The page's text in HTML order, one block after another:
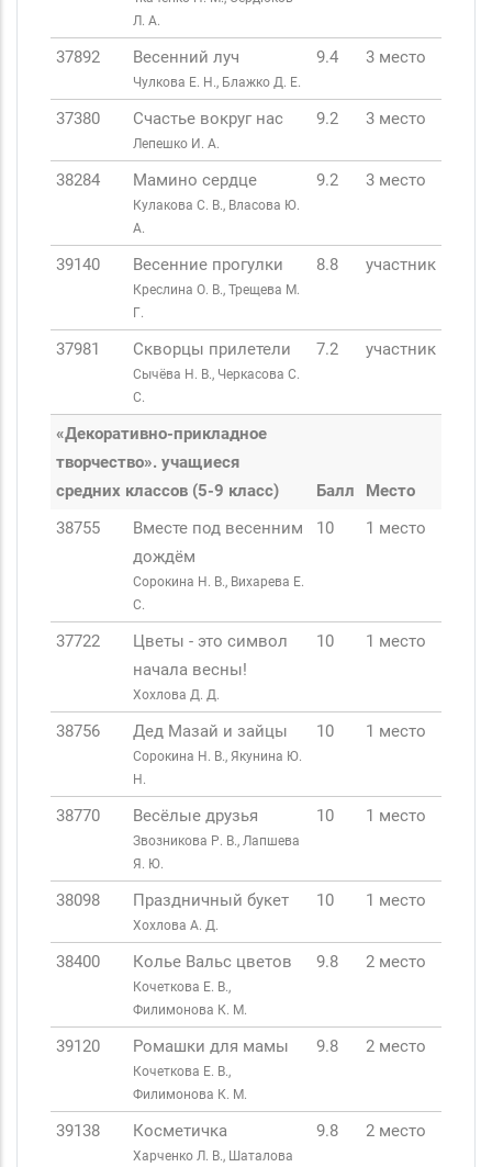
Л. А.
37892 Весенний луч
Чулкова Е. Н., Блажко Д. Е.
9.4 3 место
37380 Счастье вокруг нас
Лепешко И. А.
9.2 3 место
38284 Мамино сердце
Кулакова С. В., Власова Ю.
А.
9.2 3 место
39140 Весенние прогулки
Креслина О. В., Трещева М.
Г.
8.8 участник
37981 Скворцы прилетели
Сычёва Н. В., Черкасова С.
С.
7.2 участник
«Декоративно-прикладное
творчество». учащиеся
средних классов (5-9 класс)
Балл
Место
38755
Вместе под весенним
дождём
Сорокина Н. В., Вихарева Е.
С.
10 1 место
37722
Цветы - это символ
начала весны!
Хохлова Д. Д.
10 1 место
38756 Дед Мазай и зайцы
Сорокина Н. В., Якунина Ю.
Н.
10 1 место
38770 Весёлые друзья
Звозникова Р. В., Лапшева
Я. Ю.
10 1 место
38098 Праздничный букет
Хохлова А. Д.
10 1 место
38400 Колье Вальс цветов
Кочеткова Е. В.,
Филимонова К. М.
9.8 2 место
39120 Ромашки для мамы
Кочеткова Е. В.,
Филимонова К. М.
9.8 2 место
39138 Косметичка
Харченко Л. В., Шаталова
9.8 2 место